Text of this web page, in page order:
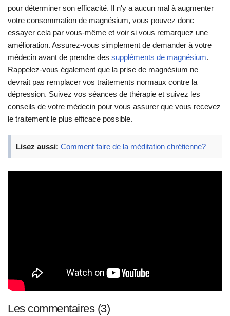
pour déterminer son efficacité. Il n'y a aucun mal à augmenter
votre consommation de magnésium, vous pouvez donc
essayer cela par vous-même et voir si vous remarquez une
amélioration. Assurez-vous simplement de demander à votre
médecin avant de prendre des suppléments de magnésium.
Rappelez-vous également que la prise de magnésium ne
devrait pas remplacer vos traitements normaux contre la
dépression. Suivez vos séances de thérapie et suivez les
conseils de votre médecin pour vous assurer que vous recevez
le traitement le plus efficace possible.
Lisez aussi: Comment faire de la méditation chrétienne?
Les commentaires (3)